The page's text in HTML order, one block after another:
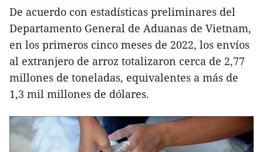
De acuerdo con estadísticas preliminares del
Departamento General de Aduanas de Vietnam,
en los primeros cinco meses de 2022, los envíos
al extranjero de arroz totalizaron cerca de 2,77
millones de toneladas, equivalentes a más de
1,3 mil millones de dólares.